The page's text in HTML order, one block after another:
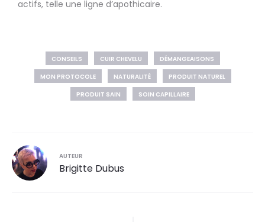
actifs, telle une ligne d’apothicaire.
CONSEILS CUIR CHEVELU
DÉMANGEAISONS
MON PROTOCOLE
NATURALITÉ
PRODUIT NATUREL
PRODUIT SAIN
SOIN CAPILLAIRE
AUTEUR
Brigitte Dubus